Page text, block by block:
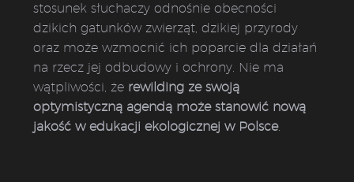
stosunek słuchaczy odnośnie obecności
dzikich gatunków zwierząt, dzikiej przyrody
oraz może wzmocnić ich poparcie dla działań
na rzecz jej odbudowy i ochrony. Nie ma
wątpliwości, że rewilding ze swoją
optymistyczną agendą może stanowić nową
jakość w edukacji ekologicznej w Polsce.